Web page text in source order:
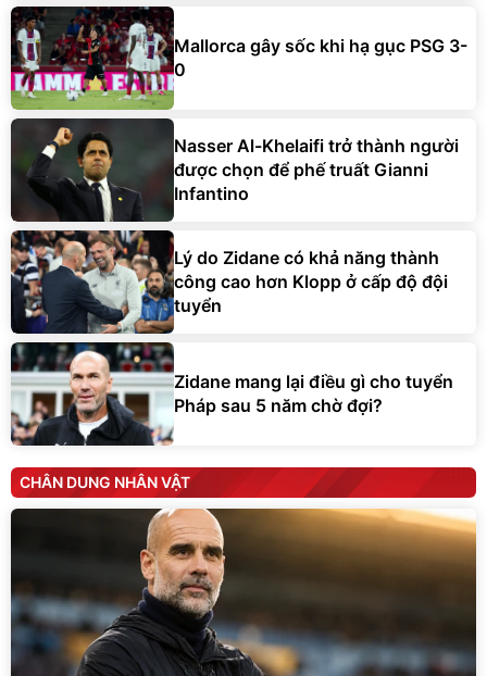
Mallorca gây sốc khi hạ gục PSG 3-
0
Nasser Al-Khelaifi trở thành người
được chọn để phế truất Gianni
Infantino
Lý do Zidane có khả năng thành
công cao hơn Klopp ở cấp độ đội
tuyển
Zidane mang lại điều gì cho tuyển
Pháp sau 5 năm chờ đợi?
CHÂN DUNG NHÂN VẬT